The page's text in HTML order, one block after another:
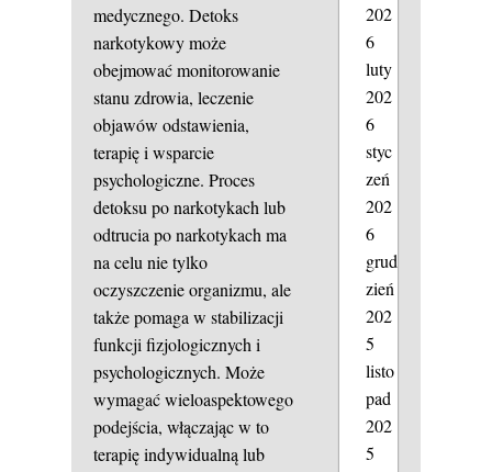
medycznego. Detoks
narkotykowy może
obejmować monitorowanie
stanu zdrowia, leczenie
objawów odstawienia,
terapię i wsparcie
psychologiczne. Proces
detoksu po narkotykach lub
odtrucia po narkotykach ma
na celu nie tylko
oczyszczenie organizmu, ale
także pomaga w stabilizacji
funkcji fizjologicznych i
psychologicznych. Może
wymagać wieloaspektowego
podejścia, włączając w to
terapię indywidualną lub
202
6
luty
202
6
styc
zeń
202
6
grud
zień
202
5
listo
pad
202
5